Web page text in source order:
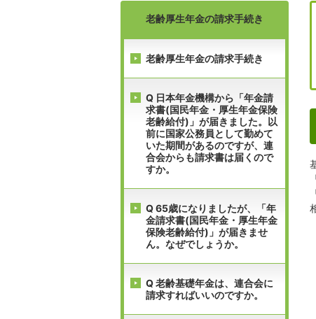
老齢厚生年金の請求手続き
老齢厚生年金の請求手続き
Q 日本年金機構から「年金請
求書(国民年金・厚生年金保険
老齢給付)」が届きました。以
前に国家公務員として勤めて
いた期間があるのですが、連
合会からも請求書は届くので
すか。
Q 65歳になりましたが、「年
金請求書(国民年金・厚生年金
保険老齢給付)」が届きませ
ん。なぜでしょうか。
Q 老齢基礎年金は、連合会に
請求すればいいのですか。